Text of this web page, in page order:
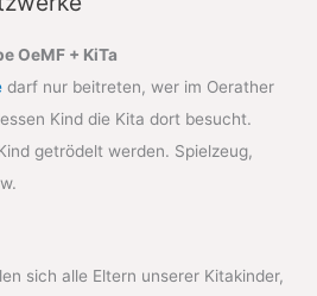
OeMF + KiTa
darf nur beitreten, wer im Oerather
Kind die Kita dort besucht.
getrödelt werden. Spielzeug,
sich alle Eltern unserer Kitakinder,